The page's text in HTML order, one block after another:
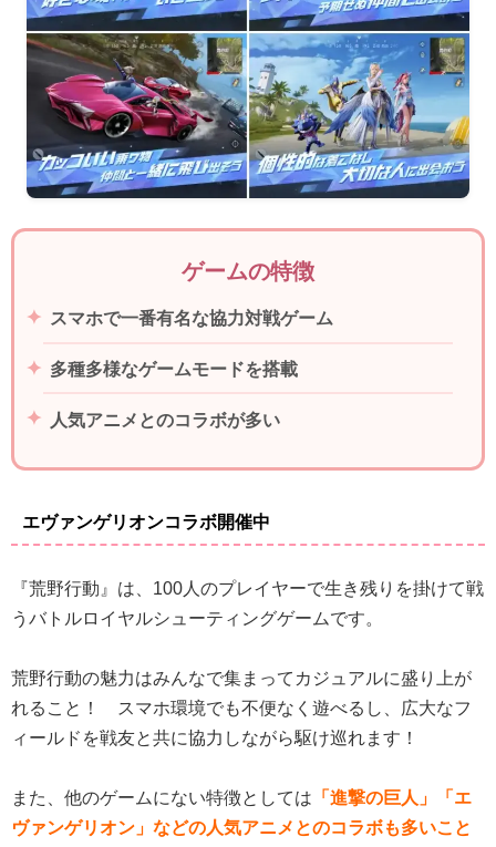
ゲームの特徴
スマホで一番有名な協力対戦ゲーム
多種多様なゲームモードを搭載
人気アニメとのコラボが多い
エヴァンゲリオンコラボ開催中
『荒野行動』は、100人のプレイヤーで生き残りを掛けて戦
うバトルロイヤルシューティングゲームです。
荒野行動の魅力はみんなで集まってカジュアルに盛り上が
れること！ スマホ環境でも不便なく遊べるし、広大なフ
ィールドを戦友と共に協力しながら駆け巡れます！
また、他のゲームにない特徴としては 「進撃の巨人」「エ
ヴァンゲリオン」などの人気アニメとのコラボも多いこと